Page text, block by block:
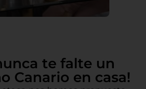
te falte un
Canario en casa!